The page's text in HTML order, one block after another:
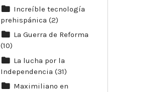
Increíble tecnología
prehispánica (2)
La Guerra de Reforma
(10)
La lucha por la
Independencia (31)
Maximiliano en